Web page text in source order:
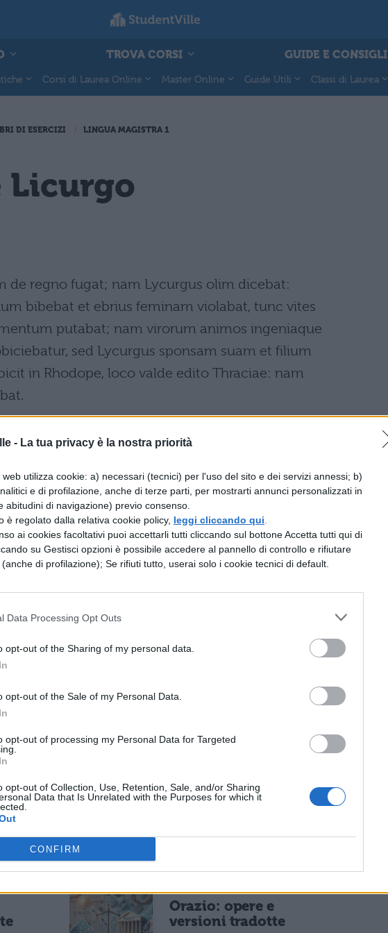
- La tua privacy è la nostra priorità
utilizza cookie: a) necessari (tecnici) per l'uso del sito e dei servizi annessi; b)
e di profilazione, anche di terze parti, per mostrarti annunci personalizzati in
abitudini di navigazione) previo consenso.
è regolato dalla relativa cookie policy, leggi cliccando qui
ai cookies facoltativi puoi accettarli tutti cliccando sul bottone Accetta tutti qui di
su Gestisci opzioni è possibile accedere al pannello di controllo e rifiutare
di profilazione); Se rifiuti tutto, userai solo i cookie tecnici di default.
Data Processing Opt Outs
opt-out of the Sharing of my personal data.
opt-out of the Sale of my Personal Data.
opt-out of processing my Personal Data for Targeted
opt-out of Collection, Use, Retention, Sale, and/or Sharing
Data that Is Unrelated with the Purposes for which it
CONFIRM
TROVA CORSI GUIDE E CONSIGLI
Corsi di Laurea Online Master Online Guide Utili Classi di Laurea
DI ESERCIZI LINGUA MAGISTRA 1
Licurgo
de regno fugat; nam Lycurgus olim dicebat:
bibebat et ebrius feminam violabat, tunc vites
putabat; nam virorum animos ingeniaque
sed Lycurgus sponsam suam et filium
in Rhodope, loco valde edito Thraciae: nam
dal regno Libero; infatti un giorno Licurgo
ma beveva vino e ubriaco molestava una donna,
un'erba velenosa; infatti trasformava gli
lui era causata la follia da Libero, e Licurgo
lo getta alle pantere in Rodope, luogo molto
il comando della Tracia.
LETTERATURA LATINA
Tibullo: opere e
Orazio: opere e
versioni tradotte